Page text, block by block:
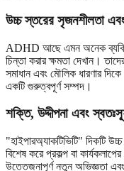
উচ্চ স্তরের সৃজনশীলতা
ADHD আছে এমন অনেক
চিন্তা করার ক্ষমতা দেখান।
সমাধান এবং মৌলিক ধারণার
একটি গুরুত্বপূর্ণ সম্পদ।
শক্তি, উদ্দীপনা এবং
"হাইপারঅ্যাকটিভিটি" দিকটি
বিশেষ করে প্রকল্প বা
উত্তেজনাপূর্ণ নতুন অভিজ্ঞতা